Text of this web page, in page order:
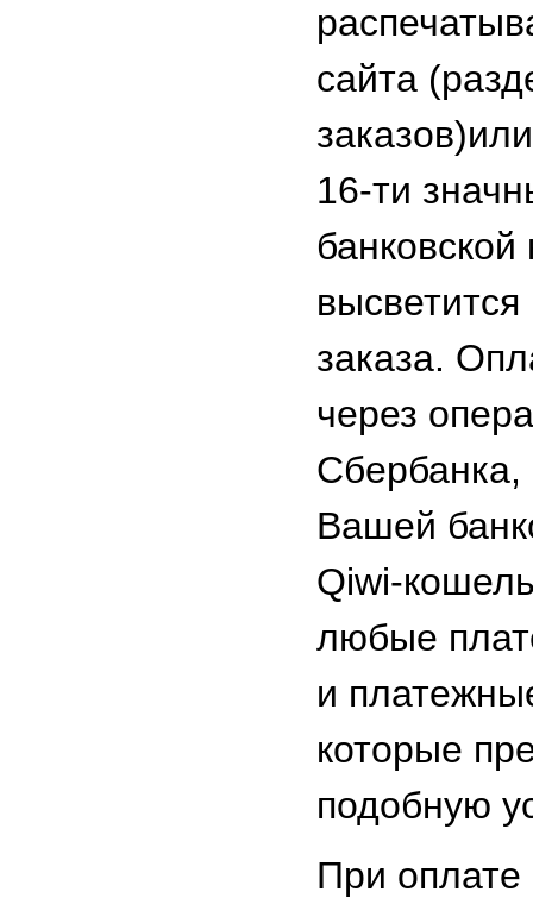
сайта
16-ти
заказа.
через
Вашей
Qiwi-
любые
и
которые
подобную
При оплате